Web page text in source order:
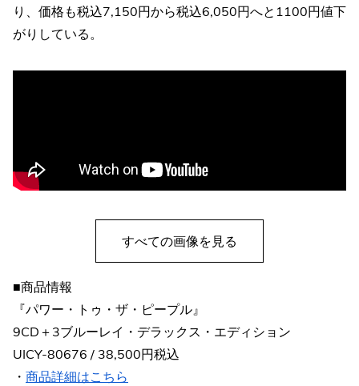
り、価格も税込7,150円から税込6,050円へと1100円値下
がりしている。
すべての画像を見る
■商品情報
『パワー・トゥ・ザ・ピープル』
9CD＋3ブルーレイ・デラックス・エディション
UICY-80676 / 38,500円税込
・ 商品詳細はこちら